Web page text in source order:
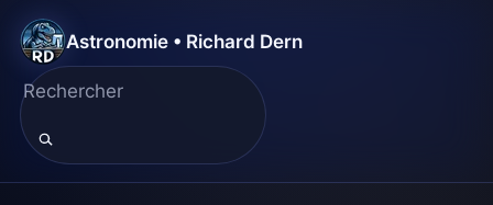
Astronomie • Richard Dern